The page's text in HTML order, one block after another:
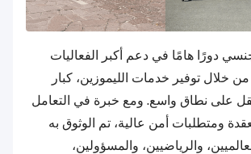
دورًا هامًا في دعم أكبر الفعاليات
خلال توفير خدمات الليموزين، كبار
على نطاق واسع. ومع خبرة في التعامل
ومتطلبات أمن عالية، تم الوثوق به
والرياضيين، والمسؤولين،